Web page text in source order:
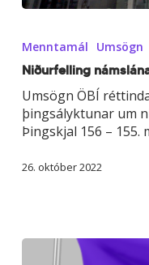
Menntamál Umsögn
Niðurfelling
Umsögn ÖBÍ
þingsályktunar um
Þingskjal 156 – 155.
26. október 2022